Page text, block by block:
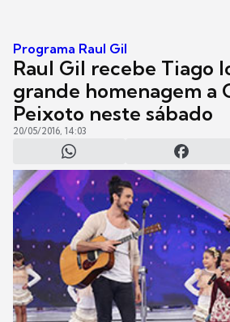
Programa Raul Gil
Raul Gil recebe Tiago
grande homenagem a
Peixoto neste sábado
20/05/2016, 14:03